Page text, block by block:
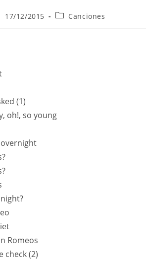
17/12/2015
Categoría
Canciones
(1)
oh!, so young
overnight
Romeos
check (2)